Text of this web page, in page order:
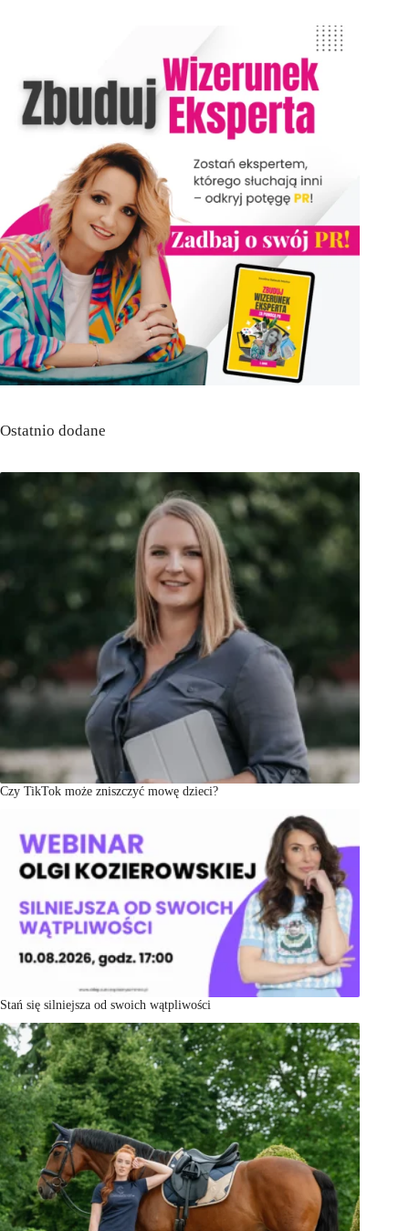
Ostatnio dodane
Czy TikTok może zniszczyć mowę dzieci?
Stań się silniejsza od swoich wątpliwości